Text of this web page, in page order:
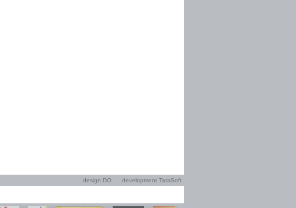
design DO development TaraSoft